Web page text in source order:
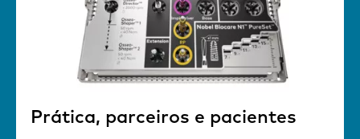
Prática, parceiros e pacientes